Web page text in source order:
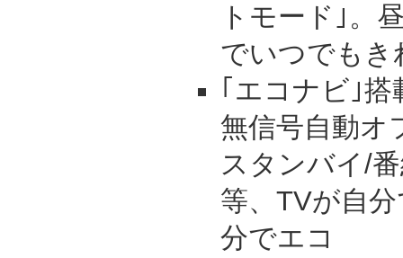
トモード｣。
でいつでもき
｢エコナビ｣
無信号自動オ
スタンバイ/
等、TVが自
分でエコ